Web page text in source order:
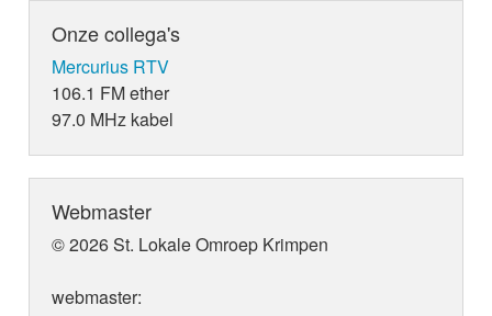
Onze collega's
Mercurius RTV
106.1 FM ether
97.0 MHz kabel
Webmaster
© 2026 St. Lokale Omroep Krimpen
webmaster: